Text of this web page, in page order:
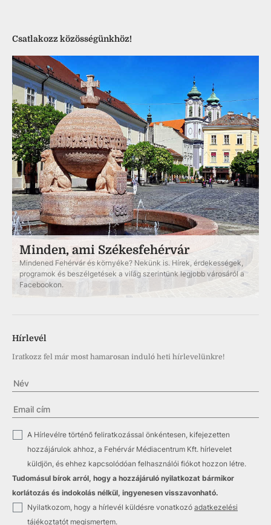
Csatlakozz közösségünkhöz!
Minden, ami Székesfehérvár
Mindened Fehérvár és környéke? Nekünk is. Hírek, érdekességek,
programok és beszélgetések a világ szerintünk legjobb városáról a
Facebookon.
Hírlevél
Iratkozz fel már most hamarosan induló heti hírlevelünkre!
A Hírlevélre történő feliratkozással önkéntesen, kifejezetten
hozzájárulok ahhoz, a Fehérvár Médiacentrum Kft. hírlevelet
küldjön, és ehhez kapcsolódóan felhasználói fiókot hozzon létre.
Tudomásul bírok arról, hogy a hozzájáruló nyilatkozat bármikor
korlátozás és indokolás nélkül, ingyenesen visszavonható.
Nyilatkozom, hogy a hírlevél küldésre vonatkozó adatkezelési
tájékoztatót megismertem.